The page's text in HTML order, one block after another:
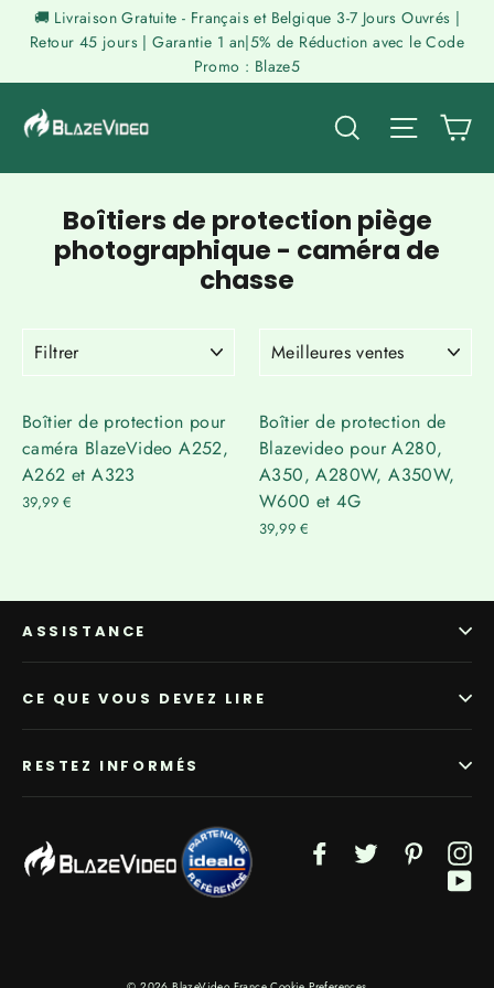
Passer🚚 Livraison Gratuite - Français et Belgique 3-7 Jours Ouvrés |
Retour 45 jours | Garantie 1 an|5% de Réduction avec le Code
Promo : Blaze5
Rechercher
Boîtiers de protection piège
photographique - caméra de
chasse
Boîtier de protection pour
caméra BlazeVideo A252,
A262 et A323
39,99 €
Boîtier de protection de
Blazevideo pour A280,
A350, A280W, A350W,
W600 et 4G
39,99 €
ASSISTANCE
CE QUE VOUS DEVEZ LIRE
RESTEZ INFORMÉS
FacebookTwitter Pinterest